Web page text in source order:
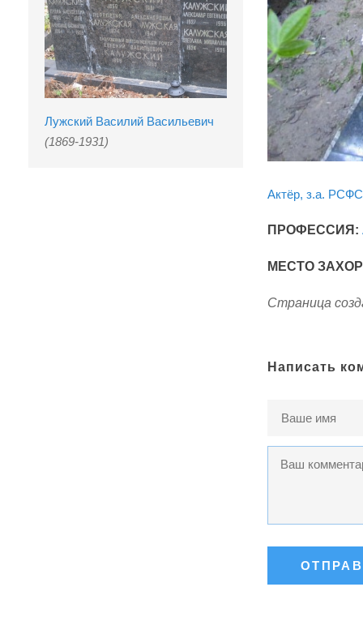
Лужский Василий Васильевич
(1869-1931)
Актёр, з.а.
ПРОФЕССИЯ:
МЕСТО
Страница
Написать